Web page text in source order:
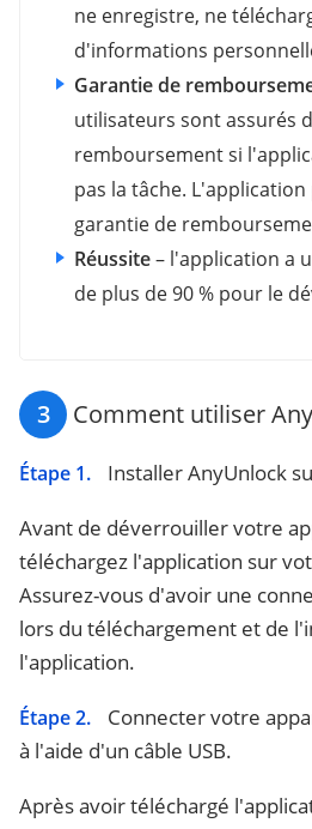
ne enregistre, ne
d'informations
Garantie de
utilisateurs sont assurés
remboursement si
pas la tâche.
garantie de
Réussite– l'application a
de plus de 90 % pour le
3 Comment utiliser
Étape 1.
Installer AnyUnlock
Avant de déverrouiller votre
téléchargez l'application sur
Assurez-vous d'avoir une
lors du téléchargement et de
l'application.
Étape 2.
Connecter votre
à l'aide d'un câble USB.
Après avoir téléchargé